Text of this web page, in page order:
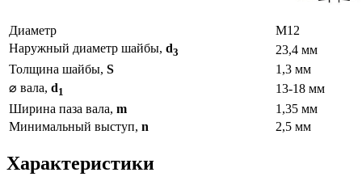
Диаметр
М12
Наружный диаметр шайбы, d3
23,4 мм
Толщина шайбы, S
1,3 мм
⌀ вала, d1
13-18 мм
Ширина паза вала, m
1,35 мм
Минимальный выступ, n 2,5 мм
Характеристики